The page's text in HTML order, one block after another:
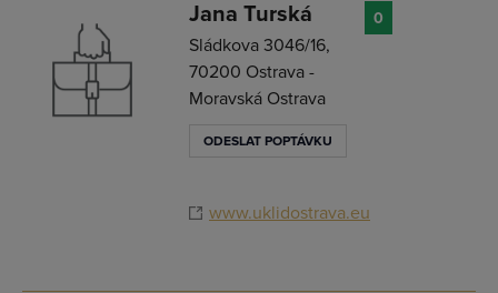
Jana Turská
Sládkova 3046/16,
70200 Ostrava -
Moravská Ostrava
ODESLAT POPTÁVKU
www.uklidostrava.eu
0